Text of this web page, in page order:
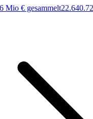
Mio € gesammelt